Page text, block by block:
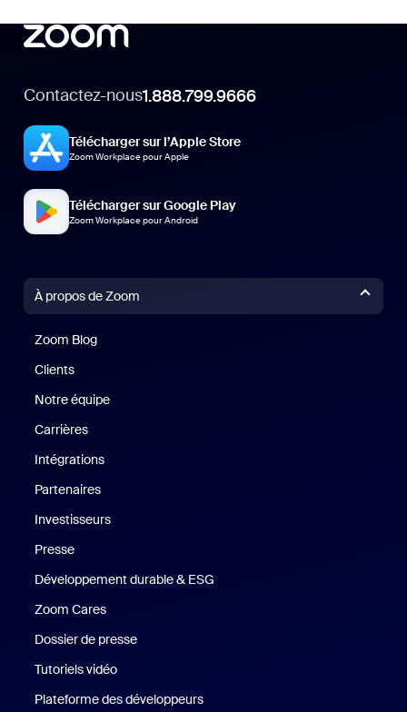
Contactez-nous1.888.799.9666
Télécharger sur l’Apple Store
Zoom Workplace pour Apple
Télécharger sur Google Play
Zoom Workplace pour Android
À propos de Zoom
Zoom Blog
Clients
Notre équipe
Carrières
Intégrations
Partenaires
Investisseurs
Presse
Développement durable & ESG
Zoom Cares
Dossier de presse
Tutoriels vidéo
Plateforme des développeurs